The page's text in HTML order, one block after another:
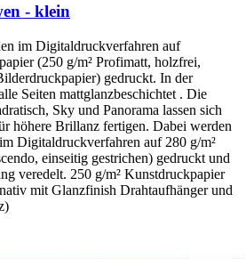
- klein
im Digitaldruckverfahren auf
(250 g/m² Profimatt, holzfrei,
gedruckt. In der
Seiten mattglanzbeschichtet . Die
Sky und Panorama lassen sich
höhere Brillanz fertigen. Dabei werden
Digitaldruckverfahren auf 280 g/m²
einseitig gestrichen) gedruckt und
veredelt. 250 g/m² Kunstdruckpapier
mit Glanzfinish Drahtaufhänger und